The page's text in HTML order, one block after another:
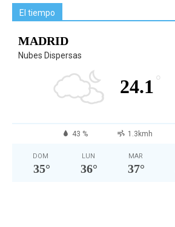
El tiempo
MADRID
Nubes Dispersas
24.1 °
43 % 1.3kmh
DOM
35°
LUN
36°
MAR
37°